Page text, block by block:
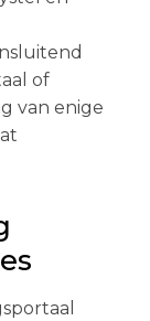
of
van enige